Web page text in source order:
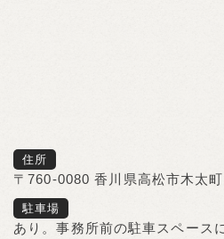
住所
〒760-0080 香川県高松市木太
駐車場
あり。事務所前の駐車スペース